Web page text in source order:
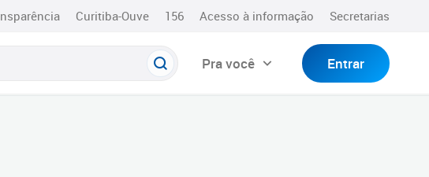
Curitiba-Ouve 156 Acesso à informação Secretarias
Pra você Entrar